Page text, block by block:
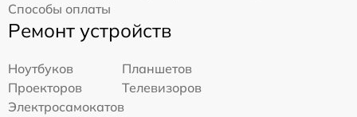
Способы оплаты
Ремонт устройств
Ноутбуков
Планшетов
Проекторов
Телевизоров
Электросамокатов